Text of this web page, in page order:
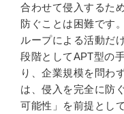
合わせて侵入するた
防ぐことは困難です
ループによる活動だ
段階としてAPT型の
り、企業規模を問わ
は、侵入を完全に防
可能性」を前提とし